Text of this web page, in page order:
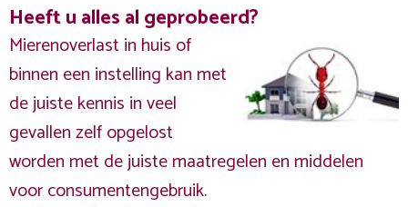
Heeft u alles al geprobeerd?
Mierenoverlast in huis of
binnen een instelling kan met
de juiste kennis in veel
gevallen zelf opgelost
worden met de juiste maatregelen en middelen
voor consumentengebruik.